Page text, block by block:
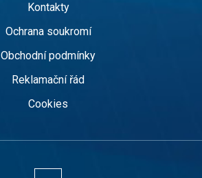
Kontakty
Ochrana soukromí
Obchodní podmínky
Reklamační řád
Cookies